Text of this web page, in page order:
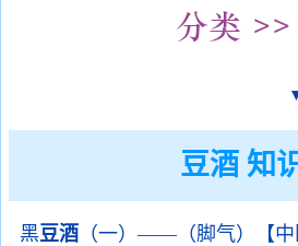
豆酒 知
黑豆酒 （一）——（脚气）【中